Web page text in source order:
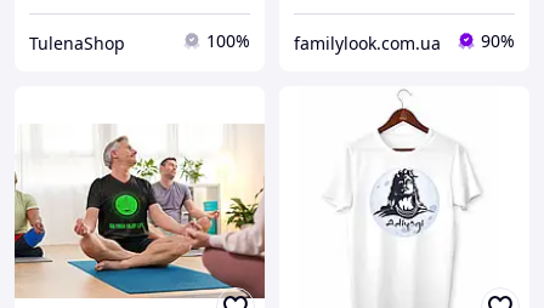
TulenaShop 100% familylook.com.ua 90%